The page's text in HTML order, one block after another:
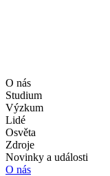
O nás
Studium
Výzkum
Lidé
Osvěta
Zdroje
Novinky a události
O nás